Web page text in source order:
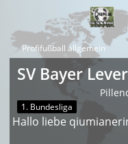
Profifußball allgemein
SV Bayer
1. Bundesliga
Hallo liebe